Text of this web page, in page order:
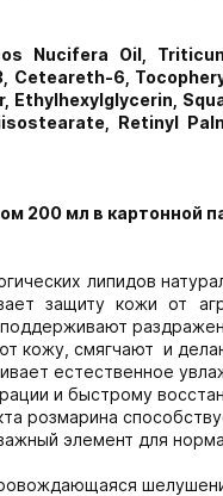
Nucifera Oil,
Ceteareth-6,
Retinyl
200 мл в картонной
липидов
защиту кожи от
кожу, смягчают и
естественное
и быстрому
розмарина
элемент для